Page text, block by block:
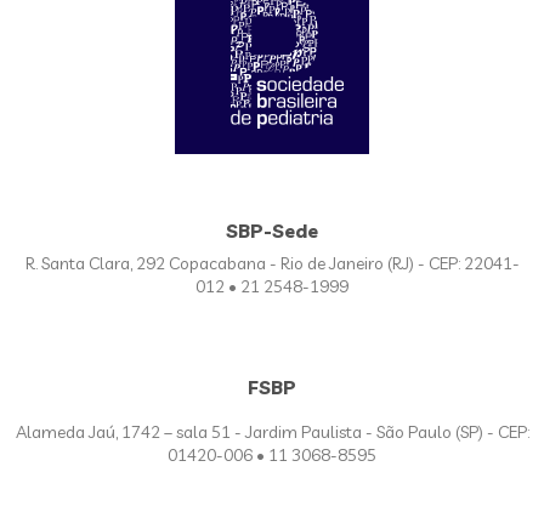
SBP-Sede
R. Santa Clara, 292 Copacabana - Rio de Janeiro (RJ) - CEP: 22041-
012 • 21 2548-1999
FSBP
Alameda Jaú, 1742 – sala 51 - Jardim Paulista - São Paulo (SP) - CEP:
01420-006 • 11 3068-8595